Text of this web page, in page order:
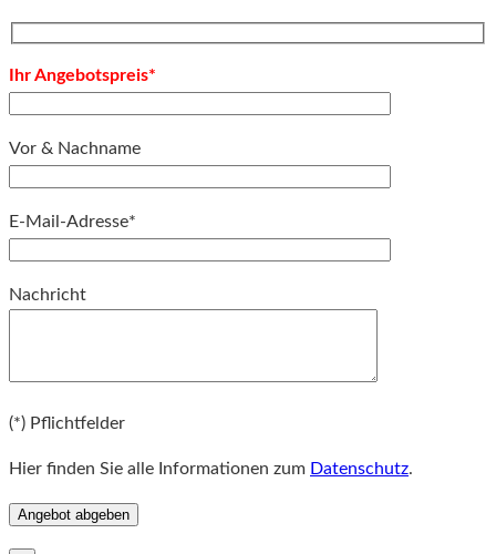
Ihr Angebotspreis*
Vor & Nachname
E-Mail-Adresse*
Nachricht
(*) Pflichtfelder
Hier finden Sie alle Informationen zum Datenschutz.